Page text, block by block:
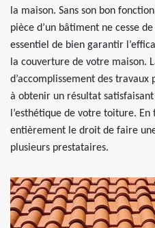
la maison. Sans son bon
pièce d’un bâtiment ne cesse
essentiel de bien garantir
la couverture de votre maison.
d’accomplissement des
à obtenir un résultat
l’esthétique de votre toiture.
entièrement le droit de faire
plusieurs prestataires.